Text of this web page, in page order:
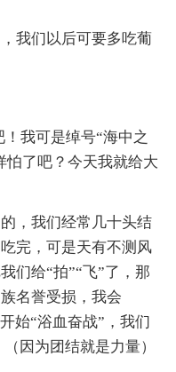
我们以后可要多吃葡
我可是绰号“海中之
怕了吧？今天我就给大
，我们经常几十头结
完，可是天有不测风
们给“拍”“飞”了，那
名誉受损，我会
始“浴血奋战”，我们
因为团结就是力量）